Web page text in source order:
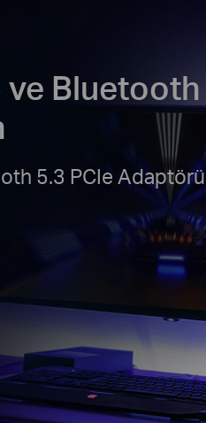
ve Bluetooth
5.3 PCIe Adaptörü